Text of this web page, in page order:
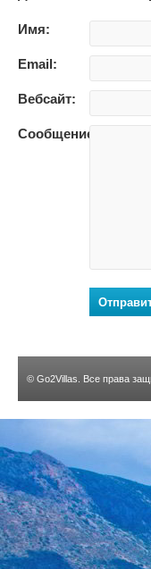
Имя:
Email:
Вебсайт:
Сообщение:
© Go2Villas . Все права